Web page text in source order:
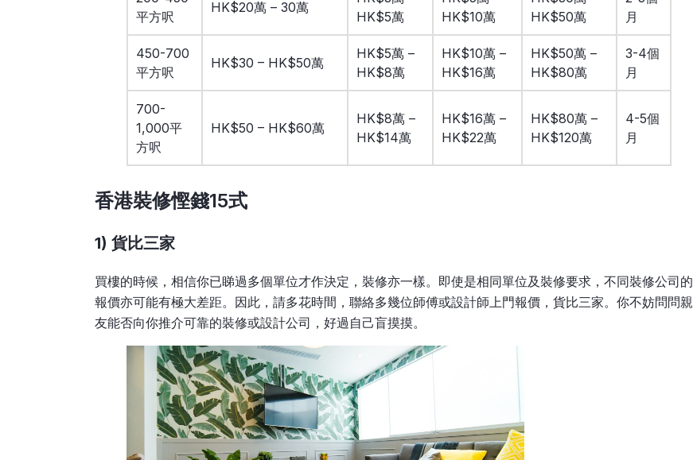
平方呎
HK$20萬 – 30萬
HK$5萬
HK$10萬
HK$50萬
月
450-700
平方呎
HK$30 – HK$50萬
HK$5萬 –
HK$8萬
HK$10萬 –
HK$16萬
HK$50萬 –
HK$80萬
3-4個
月
700-
1,000平
方呎
HK$50 – HK$60萬
HK$8萬 –
HK$14萬
HK$16萬 –
HK$22萬
HK$80萬 –
HK$120萬
4-5個
月
香港裝修慳錢15式
1) 貨比三家
買樓的時候，相信你已睇過多個單位才作決定，裝修亦一樣。即使是相同單位及裝修要求，不同裝修公司的
報價亦可能有極大差距。因此，請多花時間，聯絡多幾位師傅或設計師上門報價，貨比三家。你不妨問問親
友能否向你推介可靠的裝修或設計公司，好過自己盲摸摸。